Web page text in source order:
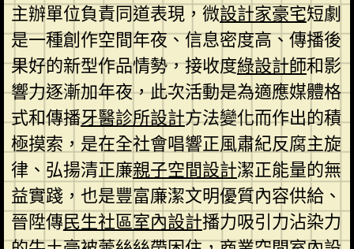
主辦單位負責同道表現，微設計家豪宅短劇
是一種創作空間年夜、信息密度高、傳播後
果好的新型作品情勢，接收度綠設計師和影
響力逐漸加年夜，此次活動是為適應媒體格
式和傳播牙醫診所設計方法變化而作出的積
極摸索，是在全社會唱響正風肅紀反腐主旋
律、弘揚清正廉親子空間設計潔正能量的無
益實踐，也是豐富廉潔文明優質內容供給、
晉陞傳民生社區室內設計播力吸引力沾染力